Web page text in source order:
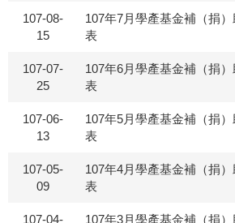
107-08-
15
107年7月學產基金補（捐
表
107-07-
25
107年6月學產基金補（捐
表
107-06-
13
107年5月學產基金補（捐
表
107-05-
09
107年4月學產基金補（捐
表
107-04-
107年3月學產基金補（捐